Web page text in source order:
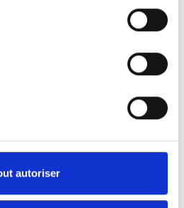
autoriser